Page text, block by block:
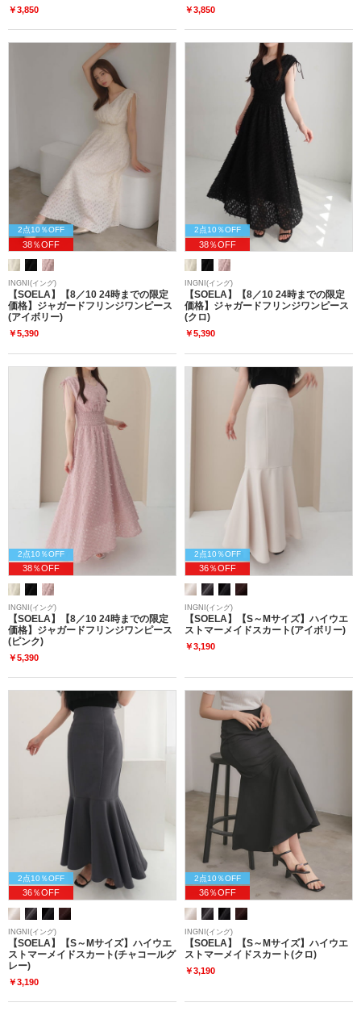
￥3,850 ￥3,850
2点10％OFF
38％OFF
INGNI(イング)
【SOELA】【8／10 24時までの限定
価格】ジャガードフリンジワンピース
(アイボリー)
￥5,390
2点10％OFF
38％OFF
INGNI(イング)
【SOELA】【8／10 24時までの限定
価格】ジャガードフリンジワンピース
(クロ)
￥5,390
2点10％OFF
38％OFF
INGNI(イング)
【SOELA】【8／10 24時までの限定
価格】ジャガードフリンジワンピース
(ピンク)
￥5,390
2点10％OFF
36％OFF
INGNI(イング)
【SOELA】【S～Mサイズ】ハイウエ
ストマーメイドスカート(アイボリー)
￥3,190
2点10％OFF
36％OFF
INGNI(イング)
【SOELA】【S～Mサイズ】ハイウエ
ストマーメイドスカート(チャコールグ
レー)
￥3,190
2点10％OFF
36％OFF
INGNI(イング)
【SOELA】【S～Mサイズ】ハイウエ
ストマーメイドスカート(クロ)
￥3,190